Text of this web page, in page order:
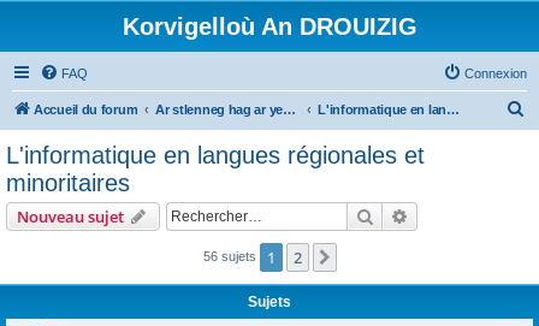
Korvigelloù An DROUIZIG
FAQ Connexion
Accueil du forum Ar stlenneg hag ar yezhoù bihan er bed a-bezh L'informatique en langues régionales et minoritaires
c
L'informatique en langues régionales et
minoritaires
Nouveau sujet Rechercher
56 sujets 1 2
Sujets